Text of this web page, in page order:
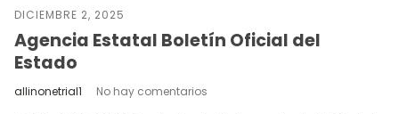
DICIEMBRE 2, 2025
Agencia Estatal Boletín Oficial del
Estado
allinonetrial1 No hay comentarios